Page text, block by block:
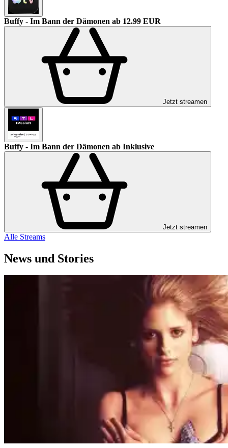
Buffy - Im Bann der Dämonen ab 12.99 EUR
Jetzt streamen
Buffy - Im Bann der Dämonen ab Inklusive
Jetzt streamen
Alle Streams
News und Stories